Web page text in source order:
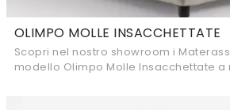
OLIMPO MOLLE INSACCHETTATE
Scopri nel nostro showroom i
modello Olimpo Molle Insacchettate